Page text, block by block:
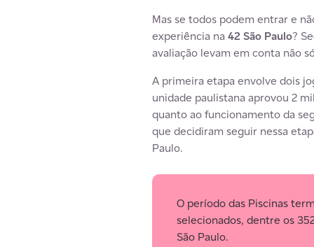
Mas se todos podem entrar e
experiência na 42 São Paulo?
avaliação levam em conta não
A primeira etapa envolve dois
unidade paulistana aprovou 2
quanto ao funcionamento da
que decidiram seguir nessa
Paulo.
O período das Piscinas
selecionados, dentre os
São Paulo.